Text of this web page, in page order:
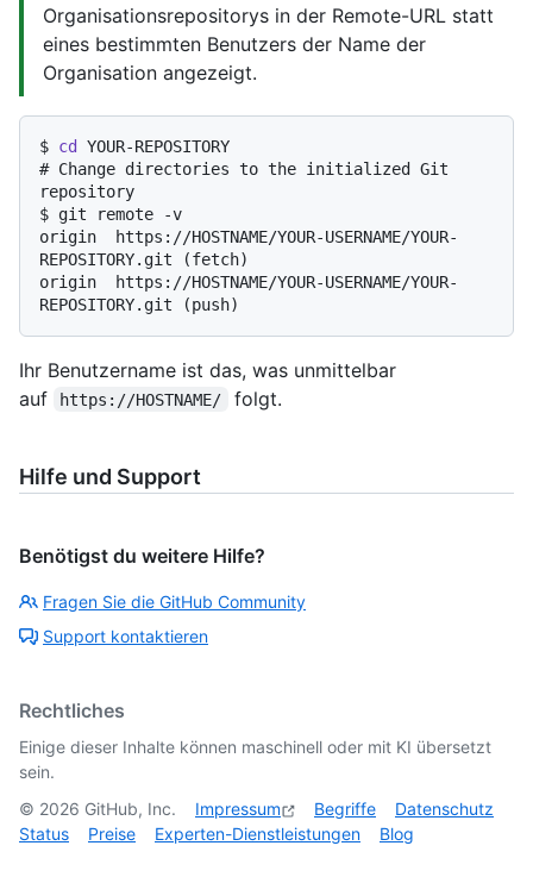
Organisationsrepositorys in der Remote-URL statt
eines bestimmten Benutzers der Name der
Organisation angezeigt.
$ cd YOUR-REPOSITORY
# Change directories to the initialized Git
repository
$ git remote -v
origin  https://HOSTNAME/YOUR-USERNAME/YOUR-
REPOSITORY.git (fetch)
origin  https://HOSTNAME/YOUR-USERNAME/YOUR-
Ihr Benutzername ist das, was unmittelbar
auf
https://HOSTNAME/ folgt.
Hilfe und Support
Benötigst du weitere Hilfe?
Fragen Sie die GitHub Community
Support kontaktieren
Rechtliches
Einige dieser Inhalte können maschinell oder mit KI übersetzt
sein.
© 2026 GitHub, Inc. Impressum Begriffe
Datenschutz
Status
Preise Experten-Dienstleistungen Blog